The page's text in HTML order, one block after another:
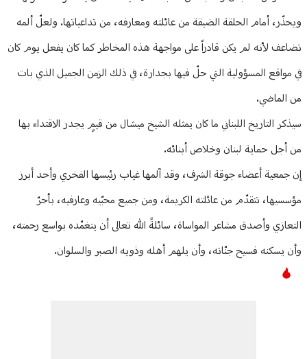
ويحذّر، أمام الحلقة الضيقة من عائلته ومعارفه، من تداعياتها. ولعلّ ألمه
تضاعف لأنه لم يكن قادراً على مواجهة هذه المخاطر كما كان يفعل يوم كان
في مواقع المسؤولية التي حلّ فيها بجدارة، في ذلك الزمن الجميل الذي بات
من الماضي.
سيذكر التاريخ اللبناني ما كان يمثله الشيخ ميشال من قيمٍ يجدر الاقتداء بها
من أجل حماية لبنان وخلاص أبنائه.
إن جمعية أعضاء جوقة الشرف، وقد آلمها غياب رئيسها الفخري وأحد أبرز
مؤسسيها، تتقدّم من عائلته الكريمة، ومن جميع محبّيه وعارفيه، بأحرّ
التعازي وأصدق مشاعر المواساة، سائلةً الله تعالى أن يتغمّده بواسع رحمته،
وأن يسكنه فسيح جنّاته، وأن يلهم أهله وذويه الصبر والسلوان.